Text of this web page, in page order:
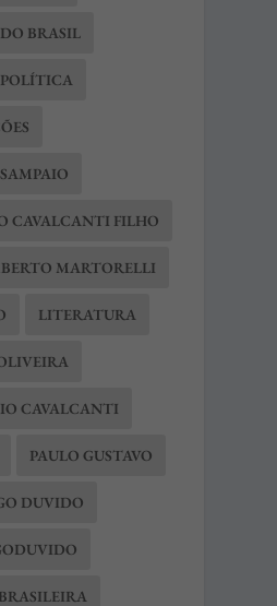
BRASIL
CAVALCANTI FILHO
MARTORELLI
LITERATURA
CAVALCANTI
PAULO GUSTAVO
DUVIDO